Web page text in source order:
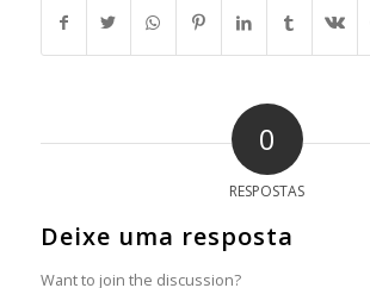
0
RESPOSTAS
Deixe uma resposta
Want to join the discussion?